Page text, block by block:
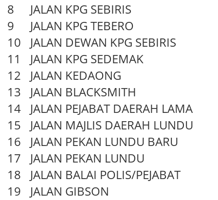
8
JALAN KPG SEBIRIS
9
JALAN KPG TEBERO
10
JALAN DEWAN KPG SEBIRIS
11
JALAN KPG SEDEMAK
12
JALAN KEDAONG
13
JALAN BLACKSMITH
14
JALAN PEJABAT DAERAH LAMA
15
JALAN MAJLIS DAERAH LUNDU
16
JALAN PEKAN LUNDU BARU
17
JALAN PEKAN LUNDU
18
JALAN BALAI POLIS/PEJABAT
19
JALAN GIBSON